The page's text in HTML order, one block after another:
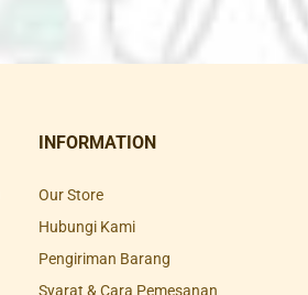
INFORMATION
Our Store
Hubungi Kami
Pengiriman Barang
Syarat & Cara Pemesanan